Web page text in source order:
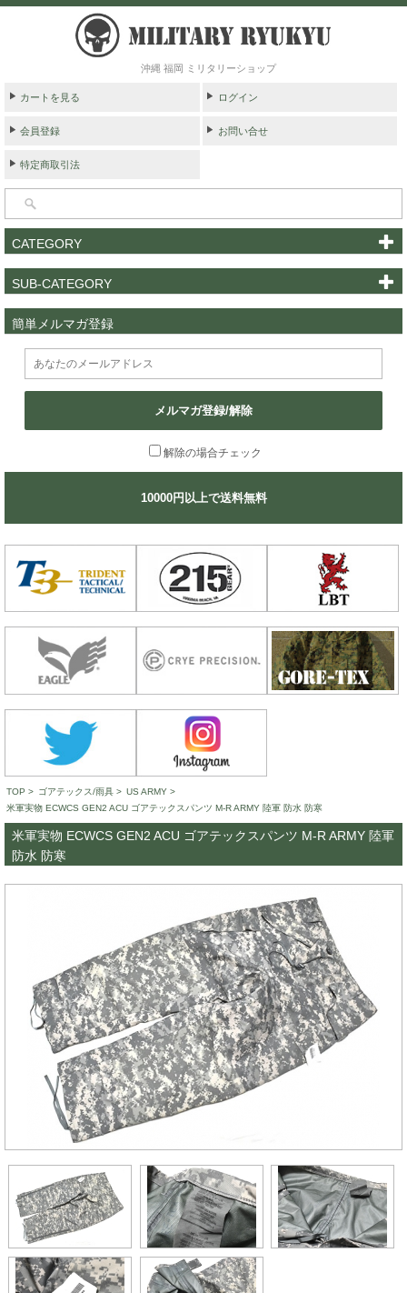
沖縄 福岡 ミリタリーショップ
カートを見る ログイン
会員登録 お問い合せ
特定商取引法
CATEGORY
SUB-CATEGORY
簡単メルマガ登録
メルマガ登録/解除
解除の場合チェック
10000円以上で送料無料
TOP > ゴアテックス/雨具 > US ARMY >
米軍実物 ECWCS GEN2 ACU ゴアテックスパンツ M-R ARMY 陸軍 防水 防寒
米軍実物 ECWCS GEN2 ACU ゴアテックスパンツ M-R ARMY 陸軍
防水 防寒